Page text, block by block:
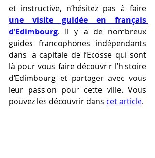
une visite guidée en français
d'Edimbourg. Il y a de nombreux
guides francophones indépendants
dans la capitale de l’Ecosse qui sont
là pour vous faire découvrir l’histoire
d’Edimbourg et partager avec vous
leur passion pour cette ville. Vous
pouvez les découvrir dans cet article.